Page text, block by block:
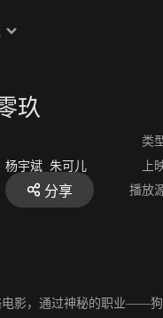
玖
类
杨宇斌 朱可儿
上
分享 播放
影，通过神秘的职业——